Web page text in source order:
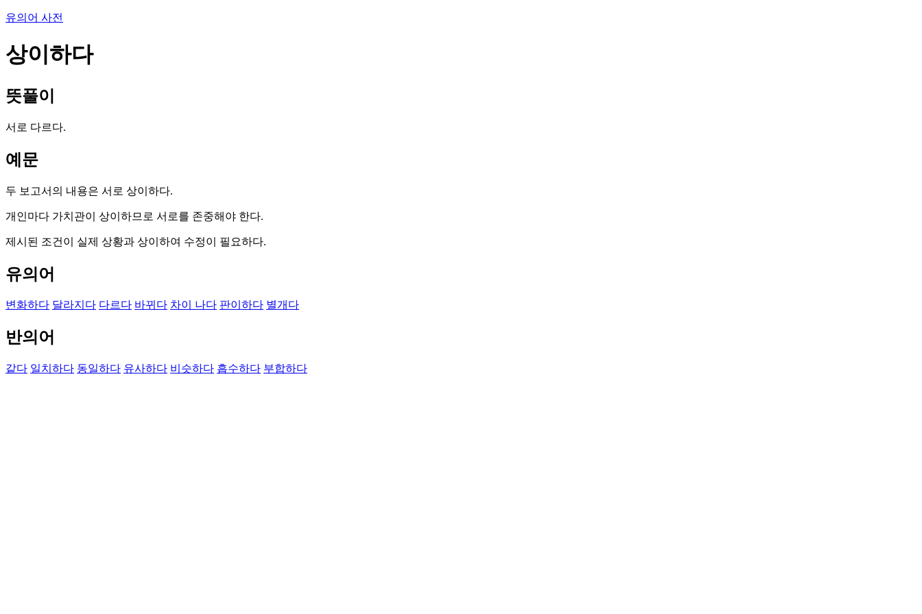
유의어 사전
상이하다
뜻풀이
서로 다르다.
예문
두 보고서의 내용은 서로 상이하다.
개인마다 가치관이 상이하므로 서로를 존중해야 한다.
제시된 조건이 실제 상황과 상이하여 수정이 필요하다.
유의어
변화하다 달라지다 다르다 바뀌다 차이 나다 판이하다 별개다
반의어
같다 일치하다 동일하다 유사하다 비슷하다 흡수하다 부합하다